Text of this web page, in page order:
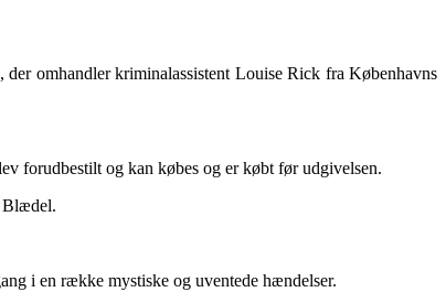
der omhandler kriminalassistent Louise Rick fra Københavns
forudbestilt og kan købes og er købt før udgivelsen.
Blædel.
i en række mystiske og uventede hændelser.